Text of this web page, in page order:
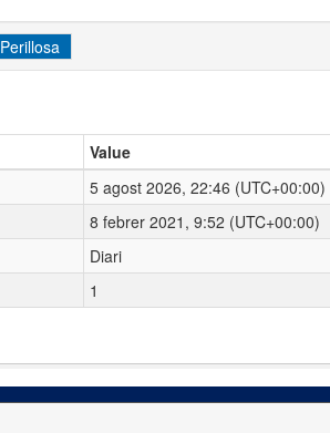
Perillosa
Value
5 agost 2026, 22:46 (UTC+00:00)
8 febrer 2021, 9:52 (UTC+00:00)
Diari
1